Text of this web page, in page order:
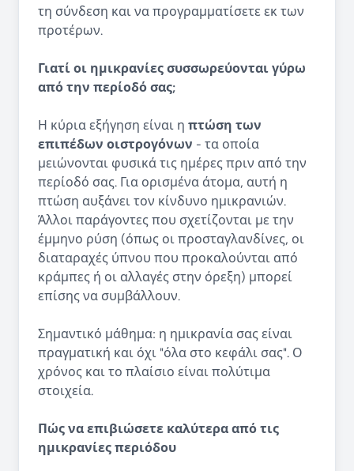
τη σύνδεση και να προγραμματίσετε εκ των
προτέρων.
Γιατί οι ημικρανίες συσσωρεύονται γύρω
από την περίοδό σας;
Η κύρια εξήγηση είναι η πτώση των
επιπέδων οιστρογόνων - τα οποία
μειώνονται φυσικά τις ημέρες πριν από την
περίοδό σας. Για ορισμένα άτομα, αυτή η
πτώση αυξάνει τον κίνδυνο ημικρανιών.
Άλλοι παράγοντες που σχετίζονται με την
έμμηνο ρύση (όπως οι προσταγλανδίνες, οι
διαταραχές ύπνου που προκαλούνται από
κράμπες ή οι αλλαγές στην όρεξη) μπορεί
επίσης να συμβάλλουν.
Σημαντικό μάθημα: η ημικρανία σας είναι
πραγματική και όχι "όλα στο κεφάλι σας". Ο
χρόνος και το πλαίσιο είναι πολύτιμα
στοιχεία.
Πώς να επιβιώσετε καλύτερα από τις
ημικρανίες περιόδου